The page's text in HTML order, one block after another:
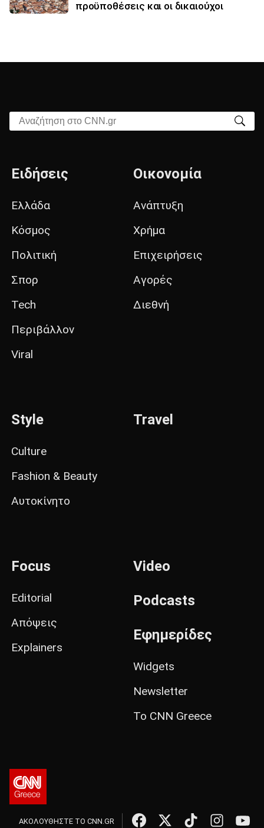
προϋποθέσεις και οι δικαιούχοι
Αναζήτηση στο CNN.gr
Ειδήσεις
Ελλάδα
Κόσμος
Πολιτική
Σπορ
Tech
Περιβάλλον
Viral
Οικονομία
Ανάπτυξη
Χρήμα
Επιχειρήσεις
Αγορές
Διεθνή
Style
Culture
Fashion & Beauty
Αυτοκίνητο
Travel
Focus
Editorial
Απόψεις
Explainers
Video
Podcasts
Εφημερίδες
Widgets
Newsletter
Το CNN Greece
ΑΚΟΛΟΥΘΗΣΤΕ ΤΟ CNN.GR